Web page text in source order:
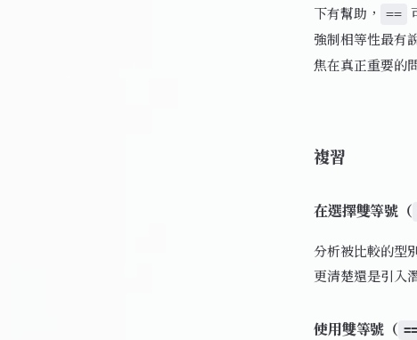
下有幫助，
==
強制相等性最有
焦在真正重要的
複習
在選擇雙等號（
分析被比較的型
更清楚還是引入
使用雙等號（ ==